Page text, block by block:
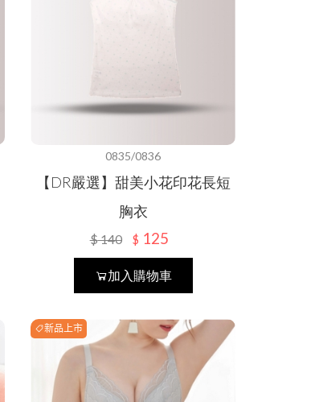
0835/0836
【DR嚴選】甜美小花印花長短
胸衣
$140 $ 125
加入購物車
新品上市